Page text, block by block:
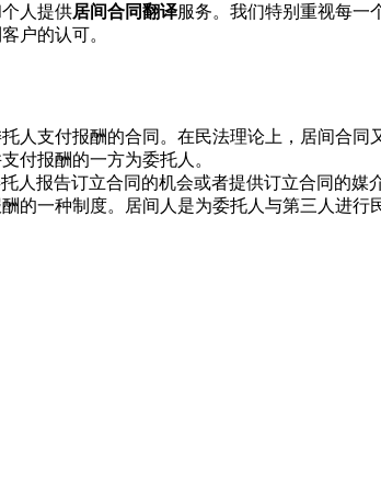
人提供居间合同翻译服务。我们特别重视每一
户的认可。
人支付报酬的合同。在民法理论上，居间合同
付报酬的一方为委托人。
人报告订立合同的机会或者提供订立合同的
一种制度。居间人是为委托人与第三人进行